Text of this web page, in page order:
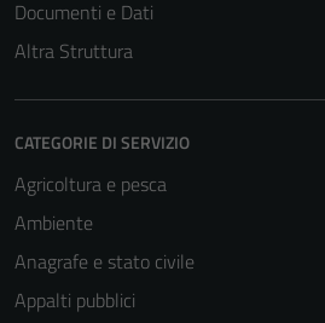
Documenti e Dati
Altra Struttura
CATEGORIE DI SERVIZIO
Agricoltura e pesca
Ambiente
Anagrafe e stato civile
Appalti pubblici